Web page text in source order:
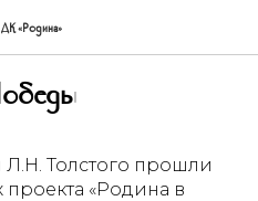
«Родина»
Толстого прошли
«Родина в